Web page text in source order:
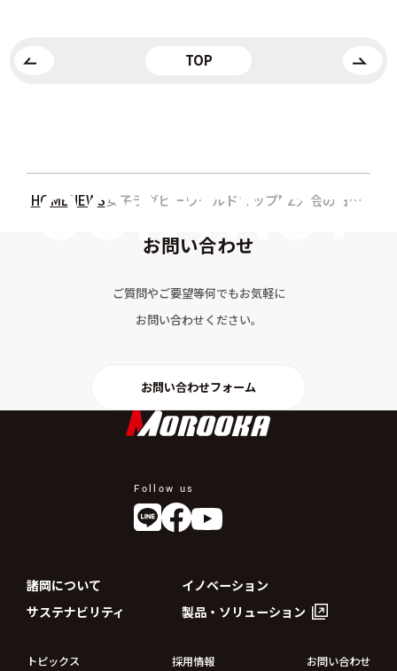
TOP
HOMENEWS 女子ラグビーワールドカップNZ大会の日本代表メンバーに「川村雅未」選手が選出されました
お問い合わせ
ご質問やご要望等何でもお気軽に
お問い合わせください。
お問い合わせフォーム
Follow us
諸岡について
イノベーション
サステナビリティ
製品・ソリューション
トピックス 採用情報 お問い合わせ